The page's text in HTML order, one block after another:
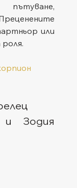
или
и Зодия